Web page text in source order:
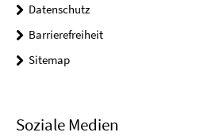
Datenschutz
Barrierefreiheit
Sitemap
Soziale Medien